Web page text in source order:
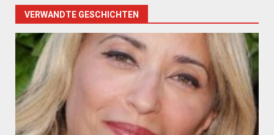
VERWANDTE GESCHICHTEN